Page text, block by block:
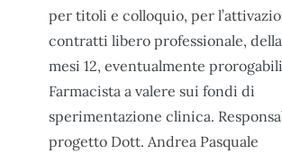
per titoli e colloquio, per
contratti libero professionale,
mesi 12, eventualmente
Farmacista a valere sui fondi di
sperimentazione clinica.
progetto Dott. Andrea Pasquale